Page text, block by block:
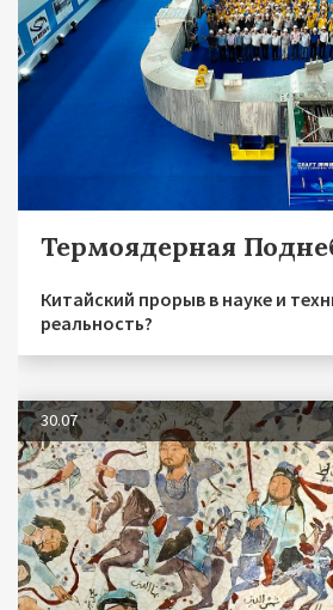
Термоядерная
Китайский прорыв в науке и
реальность?
30.07